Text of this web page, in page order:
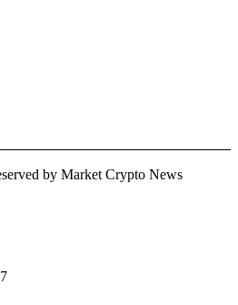
by Market Crypto News